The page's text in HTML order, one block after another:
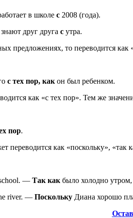
в школе с 2008 (года).
друг друга с утра.
предложениях, то переводится как
с тех пор, как он был ребенком.
как «с тех пор». Тем же
пор.
переводится как «поскольку», «так
— Так как было холодно
river. — Поскольку Диана хорошо